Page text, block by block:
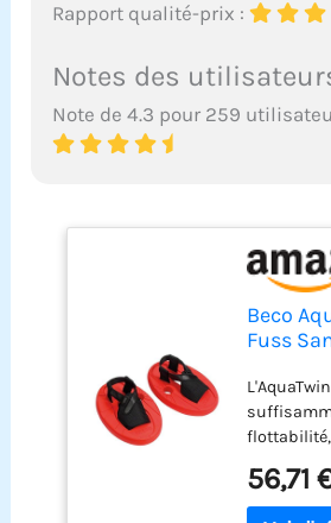
Rapport qualité-prix :
Notes des
Note de 4.3 pour 259
Beco
Fuss
flottabilité,
déplacer
sans aide
56,71